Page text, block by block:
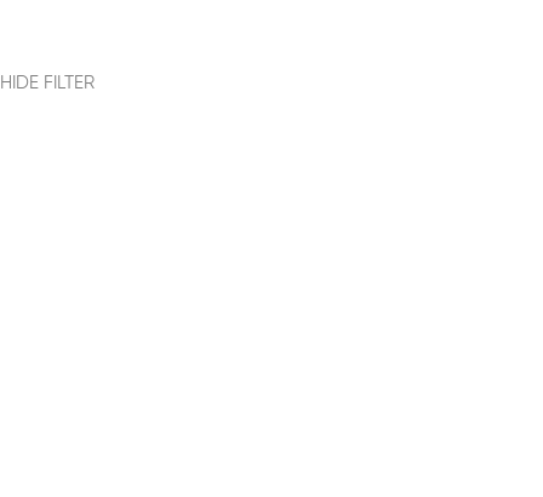
HIDE FILTER